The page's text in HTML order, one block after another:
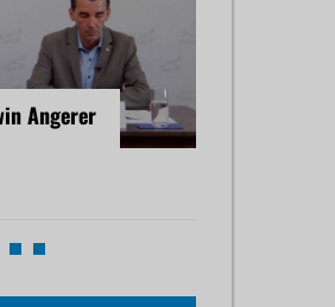
Angerer
Michael Reiner